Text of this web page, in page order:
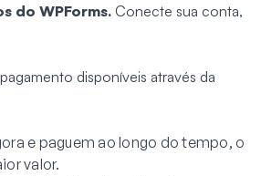
do WPForms. Conecte sua conta,
disponíveis através da
e paguem ao longo do tempo, o
valor.